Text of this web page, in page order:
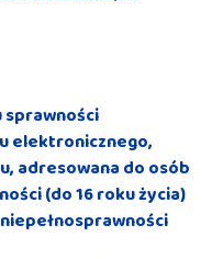
sprawności
elektronicznego,
adresowana do osób
(do 16 roku życia)